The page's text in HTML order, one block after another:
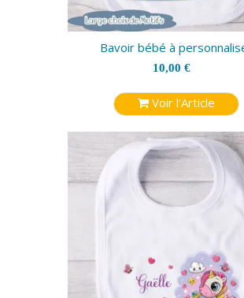
Bavoir bébé à
10,00 €
Voir l'Article